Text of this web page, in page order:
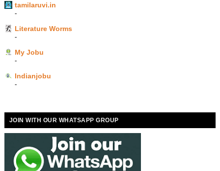
tamilaruvi.in
-
Literature Worms
-
My Jobu
-
Indianjobu
-
JOIN WITH OUR WHATSAPP GROUP